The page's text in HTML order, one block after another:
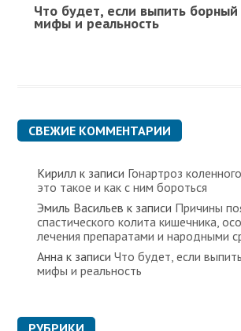
Что будет, если выпить борный
мифы и реальность
СВЕЖИЕ КОММЕНТАРИИ
Кирилл к записи Гонартроз
это такое и как с ним бороться
Эмиль Васильев к записи Причины
спастического колита кишечника,
лечения препаратами и народными
Анна к записиЧто будет, если
мифы и реальность
РУБРИКИ